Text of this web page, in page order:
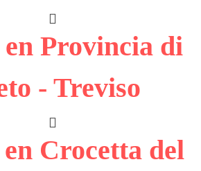
en Provincia di
- Treviso
Crocetta del